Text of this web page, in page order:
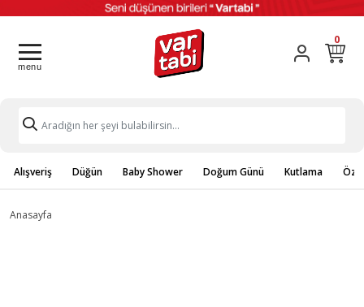
0
Alışveriş Düğün Baby Shower Doğum Günü Kutlama
Anasayfa